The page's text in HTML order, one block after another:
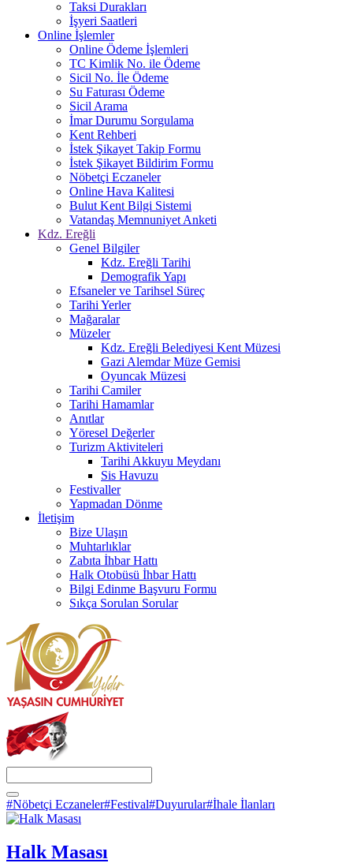
Taksi Durakları
İşyeri Saatleri
Online İşlemler
Online Ödeme İşlemleri
TC Kimlik No. ile Ödeme
Sicil No. İle Ödeme
Su Faturası Ödeme
Sicil Arama
İmar Durumu Sorgulama
Kent Rehberi
İstek Şikayet Takip Formu
İstek Şikayet Bildirim Formu
Nöbetçi Eczaneler
Online Hava Kalitesi
Bulut Kent Bilgi Sistemi
Vatandaş Memnuniyet Anketi
Kdz. Ereğli
Genel Bilgiler
Kdz. Ereğli Tarihi
Demografik Yapı
Efsaneler ve Tarihsel Süreç
Tarihi Yerler
Mağaralar
Müzeler
Kdz. Ereğli Belediyesi Kent Müzesi
Gazi Alemdar Müze Gemisi
Oyuncak Müzesi
Tarihi Camiler
Tarihi Hamamlar
Anıtlar
Yöresel Değerler
Turizm Aktiviteleri
Tarihi Akkuyu Meydanı
Sis Havuzu
Festivaller
Yapmadan Dönme
İletişim
Bize Ulaşın
Muhtarlıklar
Zabıta İhbar Hattı
Halk Otobüsü İhbar Hattı
Bilgi Edinme Başvuru Formu
Sıkça Sorulan Sorular
#Nöbetçi Eczaneler#Festival#Duyurular#İhale İlanları
Halk Masası